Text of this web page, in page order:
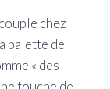
chez
palette de
« des